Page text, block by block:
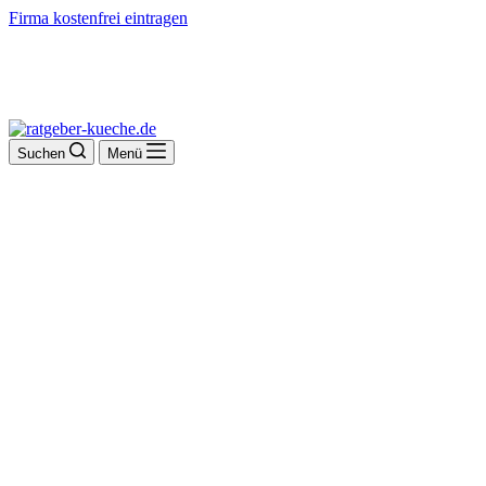
Firma kostenfrei eintragen
Suchen Menü